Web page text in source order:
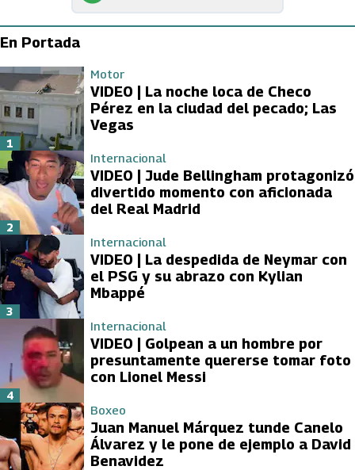
En Portada
Motor
VIDEO | La noche loca de Checo
Pérez en la ciudad del pecado; Las
Vegas
1
Internacional
VIDEO | Jude Bellingham protagonizó
divertido momento con aficionada
del Real Madrid
2
Internacional
VIDEO | La despedida de Neymar con
el PSG y su abrazo con Kylian
Mbappé
3
Internacional
VIDEO | Golpean a un hombre por
presuntamente quererse tomar foto
con Lionel Messi
4
Boxeo
Juan Manuel Márquez tunde Canelo
Álvarez y le pone de ejemplo a David
Benavidez